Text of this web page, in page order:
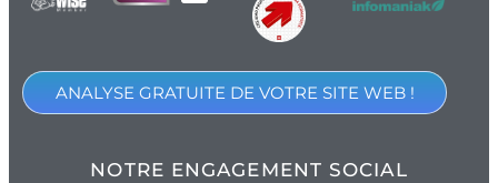
ANALYSE GRATUITE DE VOTRE SITE WEB !
NOTRE ENGAGEMENT SOCIAL